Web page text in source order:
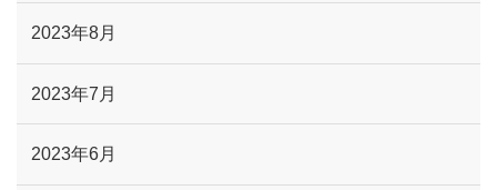
2023年8月
2023年7月
2023年6月